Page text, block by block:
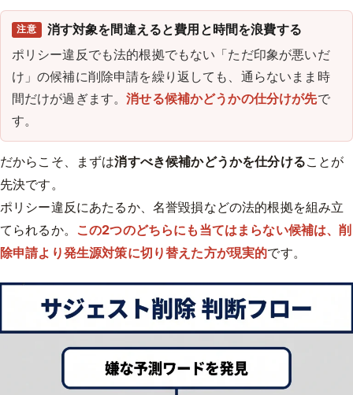
注意 消す対象を間違えると費用と時間を浪費する
ポリシー違反でも法的根拠でもない「ただ印象が悪いだ
け」の候補に削除申請を繰り返しても、通らないまま時
間だけが過ぎます。消せる候補かどうかの仕分けが先で
す。
だからこそ、まずは消すべき候補かどうかを仕分けることが
先決です。
ポリシー違反にあたるか、名誉毀損などの法的根拠を組み立
てられるか。
この2つのどちらにも当てはまらない候補は、削
除申請より発生源対策に切り替えた方が現実的です。